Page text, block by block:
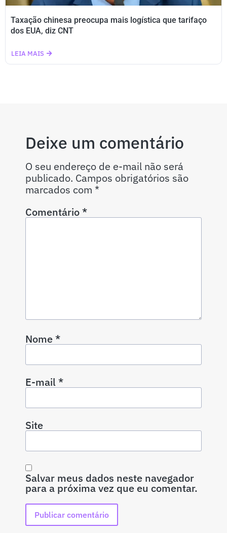
Taxação chinesa preocupa mais logística que tarifaço
dos EUA, diz CNT
LEIA MAIS
Deixe um comentário
O seu endereço de e-mail não será
publicado. Campos obrigatórios são
marcados com *
Comentário*
Nome*
E-mail*
Site
Salvar meus dados neste navegador
para a próxima vez que eu comentar.